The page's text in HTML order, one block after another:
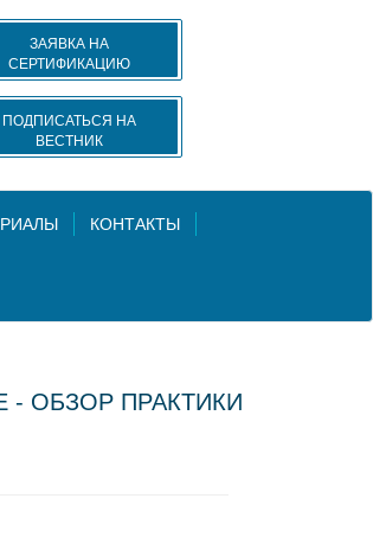
ЗАЯВКА НА
СЕРТИФИКАЦИЮ
ПОДПИСАТЬСЯ НА
ВЕСТНИК
КОНТАКТЫ
ОБЗОР ПРАКТИКИ